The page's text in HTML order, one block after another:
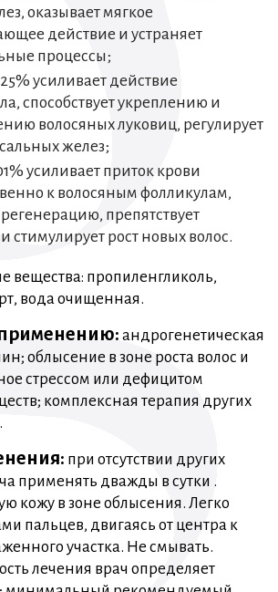
оказывает мягкое
действие и устраняет
процессы;
усиливает действие
способствует укреплению и
волосяных луковиц, регулирует
желез;
усиливает приток крови
к волосяным фолликулам,
препятствует
стимулирует рост новых волос.
вещества: пропиленгликоль,
вода очищенная.
андрогенетическая
облысение в зоне роста волос и
стрессом или дефицитом
комплексная терапия других
при отсутствии других
применять дважды в сутки .
кожу в зоне облысения. Легко
пальцев, двигаясь от центра к
участка. Не смывать.
лечения врач определяет